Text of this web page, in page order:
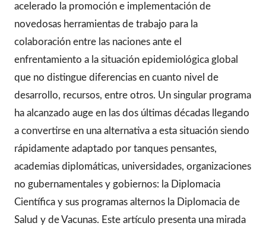
acelerado la promoción e implementación de
novedosas herramientas de trabajo para la
colaboración entre las naciones ante el
enfrentamiento a la situación epidemiológica global
que no distingue diferencias en cuanto nivel de
desarrollo, recursos, entre otros. Un singular programa
ha alcanzado auge en las dos últimas décadas llegando
a convertirse en una alternativa a esta situación siendo
rápidamente adaptado por tanques pensantes,
academias diplomáticas, universidades, organizaciones
no gubernamentales y gobiernos: la Diplomacia
Científica y sus programas alternos la Diplomacia de
Salud y de Vacunas. Este artículo presenta una mirada